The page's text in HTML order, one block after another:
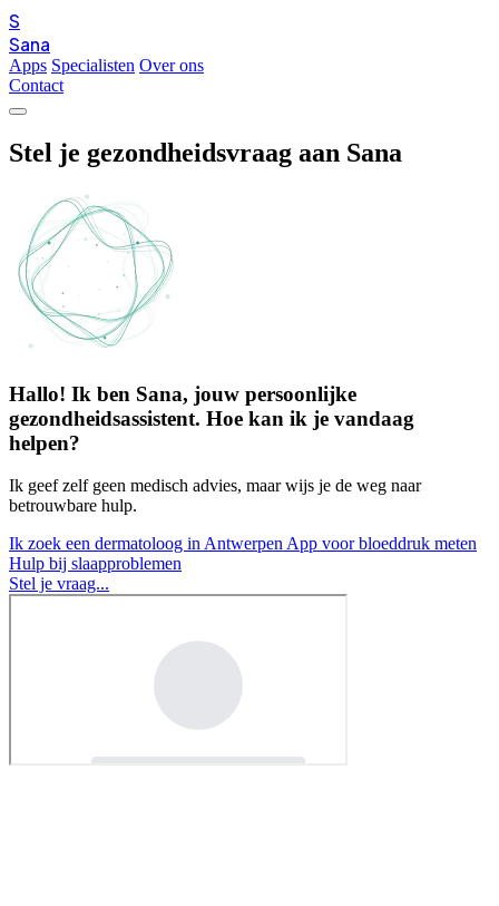
S
Sana
Apps Specialisten Over ons
Contact
Stel je gezondheidsvraag aan Sana
Hallo! Ik ben Sana, jouw persoonlijke
gezondheidsassistent. Hoe kan ik je vandaag
helpen?
Ik geef zelf geen medisch advies, maar wijs je de weg naar
betrouwbare hulp.
Ik zoek een dermatoloog in Antwerpen App voor bloeddruk meten
Hulp bij slaapproblemen
Stel je vraag...